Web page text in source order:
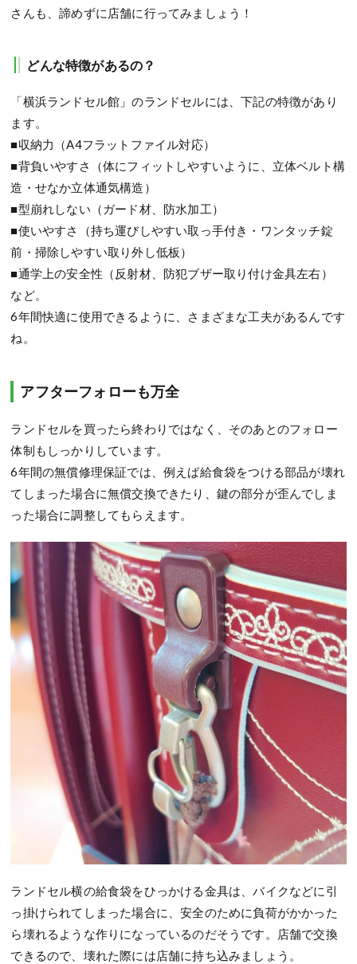
さんも、諦めずに店舗に行ってみましょう！
どんな特徴があるの？
「横浜ランドセル館」のランドセルには、下記の特徴があり
ます。
■収納力（A4フラットファイル対応）
■背負いやすさ（体にフィットしやすいように、立体ベルト構
造・せなか立体通気構造）
■型崩れしない（ガード材、防水加工）
■使いやすさ（持ち運びしやすい取っ手付き・ワンタッチ錠
前・掃除しやすい取り外し低板）
■通学上の安全性（反射材、防犯ブザー取り付け金具左右）
など。
6年間快適に使用できるように、さまざまな工夫があるんです
ね。
アフターフォローも万全
ランドセルを買ったら終わりではなく、そのあとのフォロー
体制もしっかりしています。
6年間の無償修理保証では、例えば給食袋をつける部品が壊れ
てしまった場合に無償交換できたり、鍵の部分が歪んでしま
った場合に調整してもらえます。
ランドセル横の給食袋をひっかける金具は、バイクなどに引
っ掛けられてしまった場合に、安全のために負荷がかかった
ら壊れるような作りになっているのだそうです。店舗で交換
できるので、壊れた際には店舗に持ち込みましょう。